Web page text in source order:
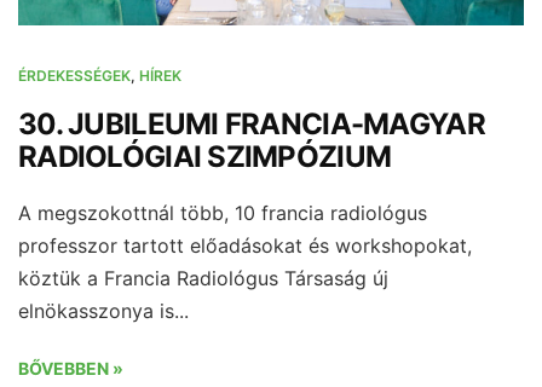
ÉRDEKESSÉGEK, HÍREK
30. JUBILEUMI FRANCIA-MAGYAR
RADIOLÓGIAI SZIMPÓZIUM
A megszokottnál több, 10 francia radiológus
professzor tartott előadásokat és workshopokat,
köztük a Francia Radiológus Társaság új
elnökasszonya is...
BŐVEBBEN »